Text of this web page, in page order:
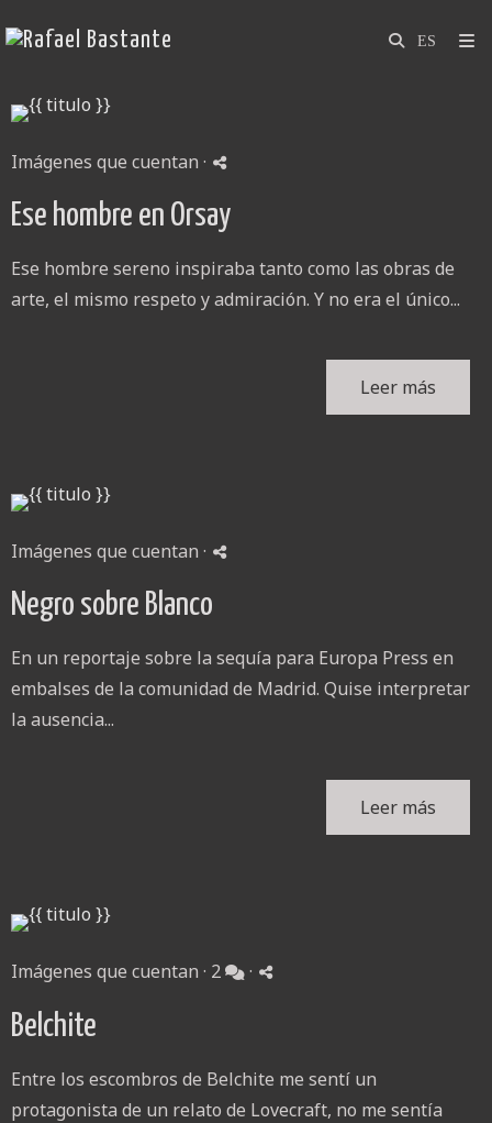
Imágenes que cuentan ·
Ese hombre en Orsay
Ese hombre sereno inspiraba tanto como las obras de
arte, el mismo respeto y admiración. Y no era el único...
Leer más
Imágenes que cuentan ·
Negro sobre Blanco
En un reportaje sobre la sequía para Europa Press en
embalses de la comunidad de Madrid. Quise interpretar
la ausencia...
Leer más
Imágenes que cuentan · 2 ·
Belchite
Entre los escombros de Belchite me sentí un
protagonista de un relato de Lovecraft, no me sentía